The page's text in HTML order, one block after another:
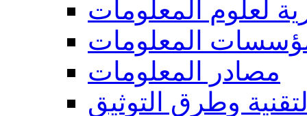
لعلوم المعلومات
المعلومات
مصادر المعلومات
وطرق التوثيق